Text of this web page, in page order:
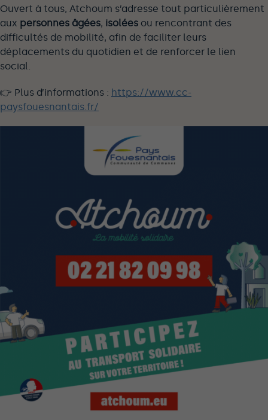
Ouvert à tous, Atchoum s’adresse tout particulièrement
aux personnes âgées, isolées ou rencontrant des
difficultés de mobilité, afin de faciliter leurs
déplacements du quotidien et de renforcer le lien
social.
👉 Plus d’informations : https://www.cc-
paysfouesnantais.fr/